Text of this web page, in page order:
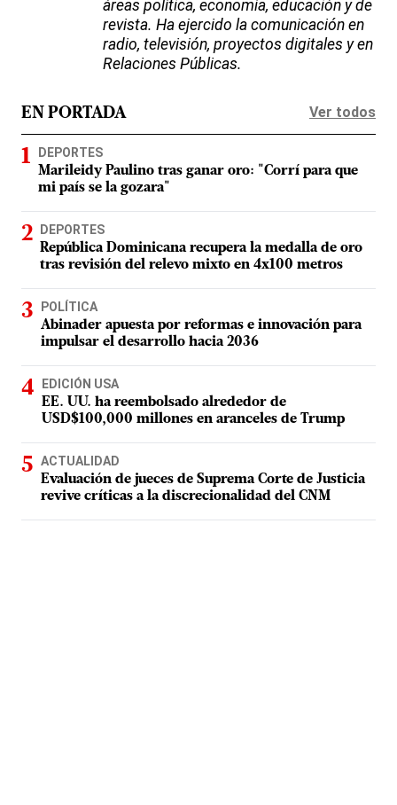
áreas política, economía, educación y de
revista. Ha ejercido la comunicación en
radio, televisión, proyectos digitales y en
Relaciones Públicas.
EN PORTADA Ver todos
DEPORTES
Marileidy Paulino tras ganar oro: "Corrí para que
mi país se la gozara"
DEPORTES
República Dominicana recupera la medalla de oro
tras revisión del relevo mixto en 4x100 metros
POLÍTICA
Abinader apuesta por reformas e innovación para
impulsar el desarrollo hacia 2036
EDICIÓN USA
EE. UU. ha reembolsado alrededor de
USD$100,000 millones en aranceles de Trump
ACTUALIDAD
Evaluación de jueces de Suprema Corte de Justicia
revive críticas a la discrecionalidad del CNM